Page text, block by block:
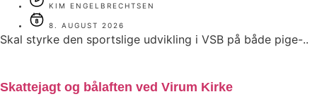
KIM ENGELBRECHTSEN
8. AUGUST 2026
Skal styrke den sportslige udvikling i VSB på både pige-..
Skattejagt og bålaften ved Virum Kirke